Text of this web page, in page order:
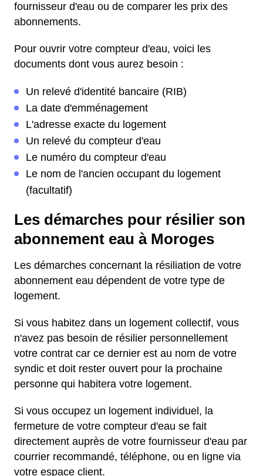
fournisseur d'eau ou de comparer les prix des
abonnements.
Pour ouvrir votre compteur d'eau, voici les
documents dont vous aurez besoin :
Un relevé d'identité bancaire (RIB)
La date d'emménagement
L'adresse exacte du logement
Un relevé du compteur d'eau
Le numéro du compteur d'eau
Le nom de l'ancien occupant du logement
(facultatif)
Les démarches pour résilier son
abonnement eau à Moroges
Les démarches concernant la résiliation de votre
abonnement eau dépendent de votre type de
logement.
Si vous habitez dans un logement collectif, vous
n'avez pas besoin de résilier personnellement
votre contrat car ce dernier est au nom de votre
syndic et doit rester ouvert pour la prochaine
personne qui habitera votre logement.
Si vous occupez un logement individuel, la
fermeture de votre compteur d'eau se fait
directement auprès de votre fournisseur d'eau par
courrier recommandé, téléphone, ou en ligne via
votre espace client.